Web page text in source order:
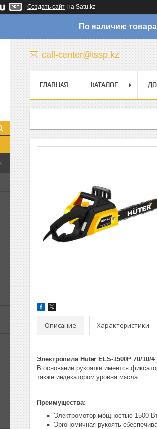
Создать сайт на Satu.kz
По наличию
call-center@tssp.kz
ГЛАВНАЯ КАТАЛОГ
Описание Характеристики
Электропила Huter ELS-1500P 70/10/4
В основании рукоятки имеется
также индикатором уровня масла.
Преимущества:
Электромотор мощностью 1500
Эргономичная рукоять